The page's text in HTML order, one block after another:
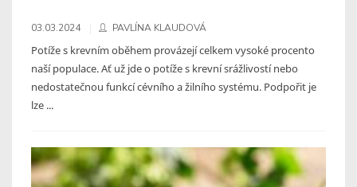
03.03.2024 PAVLÍNA KLAUDOVÁ
Potíže s krevním oběhem provázejí celkem vysoké procento
naší populace. Ať už jde o potíže s krevní srážlivostí nebo
nedostatečnou funkcí cévního a žilního systému. Podpořit je
lze ...